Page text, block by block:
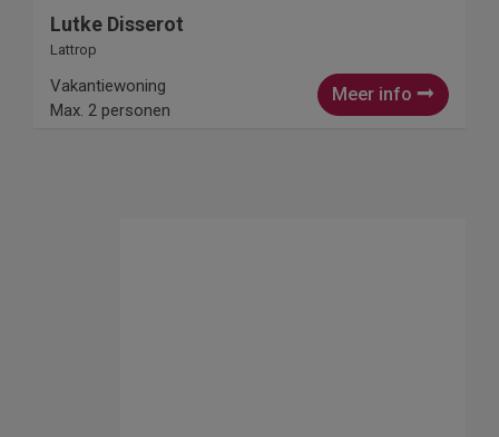
Lutke Disserot
Lattrop
Meer info
Vakantiewoning
Max. 2 personen